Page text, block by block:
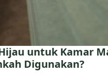
untuk Kamar
Digunakan?